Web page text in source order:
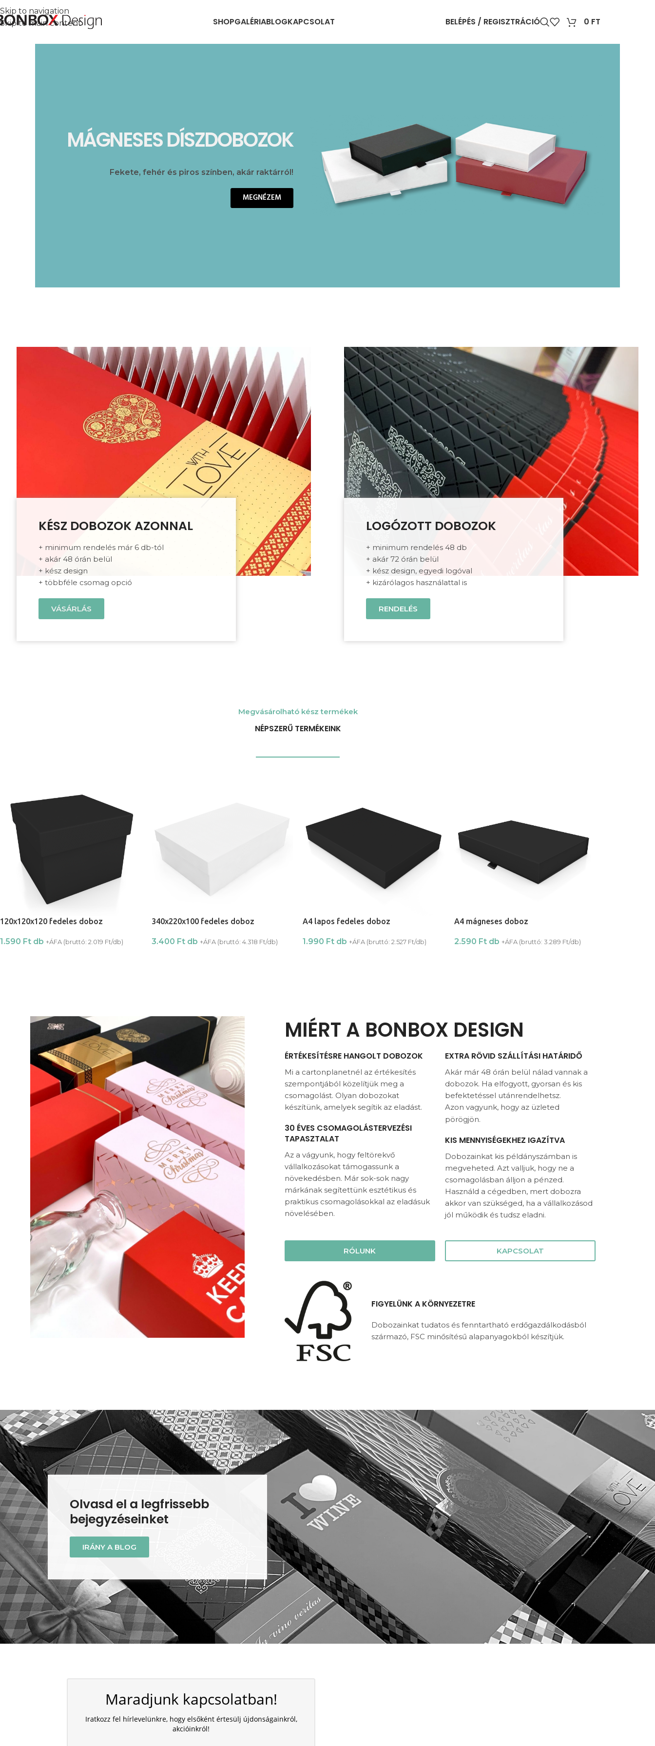
Skip to navigation
Skip to main content
SHOPGALÉRIABLOGKAPCSOLAT BELÉPÉS / REGISZTRÁCIÓ 0 FT
MÁGNESES DÍSZDOBOZOK
Fekete, fehér és piros színben, akár raktárról!
MEGNÉZEM
FEDELES DOBOZOK
Raktárról különböző méretben és színben.
MEGNÉZEM
ÖSSZEHAJTHATÓ
DÍSZDOBOZOK
Díszdobozok több színben
KÉSZ DOBOZOK AZONNAL
+ minimum rendelés már 6 db-tól
+ akár 48 órán belül
+ kész design
+ többféle csomag opció
VÁSÁRLÁS
LOGÓZOTT DOBOZOK
+ minimum rendelés 48 db
+ akár 72 órán belül
+ kész design, egyedi logóval
+ kizárólagos használattal is
RENDELÉS
Megvásárolható kész termékek
NÉPSZERŰ TERMÉKEINK
120x120x120 fedeles doboz
1.590 Ft db +ÁFA (bruttó: 2.019 Ft/db)
340x220x100 fedeles doboz
3.400 Ft db +ÁFA (bruttó: 4.318 Ft/db)
A4 lapos fedeles doboz
1.990 Ft db +ÁFA (bruttó: 2.527 Ft/db)
A4 mágneses doboz
2.590 Ft db +ÁFA (bruttó: 3.289 Ft/db)
MIÉRT A BONBOX DESIGN
ÉRTÉKESÍTÉSRE HANGOLT DOBOZOK
Mi a cartonplanetnél az értékesítés
szempontjából közelítjük meg a
csomagolást. Olyan dobozokat
készítünk, amelyek segítik az eladást.
30 ÉVES CSOMAGOLÁSTERVEZÉSI
TAPASZTALAT
Az a vágyunk, hogy feltörekvő
vállalkozásokat támogassunk a
növekedésben. Már sok-sok nagy
márkának segítettünk esztétikus és
praktikus csomagolásokkal az eladásuk
növelésében.
EXTRA RÖVID SZÁLLÍTÁSI HATÁRIDŐ
Akár már 48 órán belül nálad vannak a
dobozok. Ha elfogyott, gyorsan és kis
befektetéssel utánrendelhetsz.
Azon vagyunk, hogy az üzleted
pörögjön.
KIS MENNYISÉGEKHEZ IGAZÍTVA
Dobozainkat kis példányszámban is
megveheted. Azt valljuk, hogy ne a
csomagolásban álljon a pénzed.
Használd a cégedben, mert dobozra
akkor van szükséged, ha a vállalkozásod
jól működik és tudsz eladni.
RÓLUNK KAPCSOLAT
FIGYELÜNK A KÖRNYEZETRE
Dobozainkat tudatos és fenntartható erdőgazdálkodásból
származó, FSC minősítésű alapanyagokból készítjük.
Olvasd el a legfrissebb
bejegyzéseinket
IRÁNY A BLOG
Maradjunk kapcsolatban!
Iratkozz fel hírlevelünkre, hogy elsőként értesülj újdonságainkról,
akcióinkról!